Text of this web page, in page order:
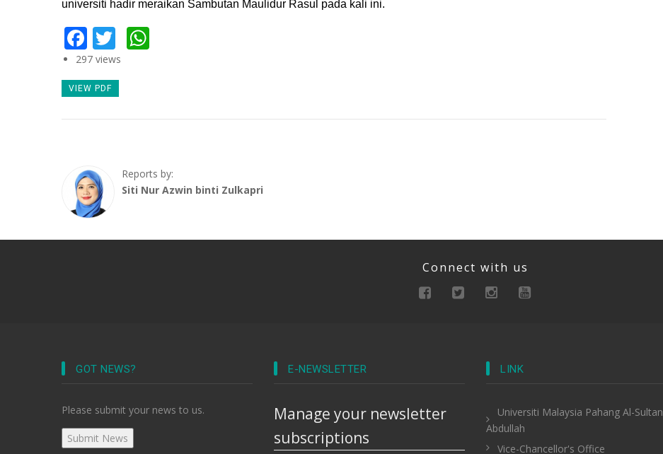
universiti hadir meraikan Sambutan Maulidur Rasul pada kali ini.
Facebook
Twitter
297 views
VIEW PDF
Reports by:
Siti Nur Azwin binti Zulkapri
Connect with us
GOT NEWS?
Please submit your news to us.
E-NEWSLETTER
Manage your newsletter
subscriptions
LINK
Universiti Malaysia Pahang Al-Sultan
Abdullah
Vice-Chancellor's Office